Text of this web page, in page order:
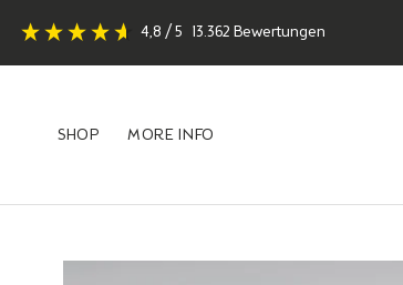
4,8 / 5 13.362 Bewertungen
SHOP
MORE INFO